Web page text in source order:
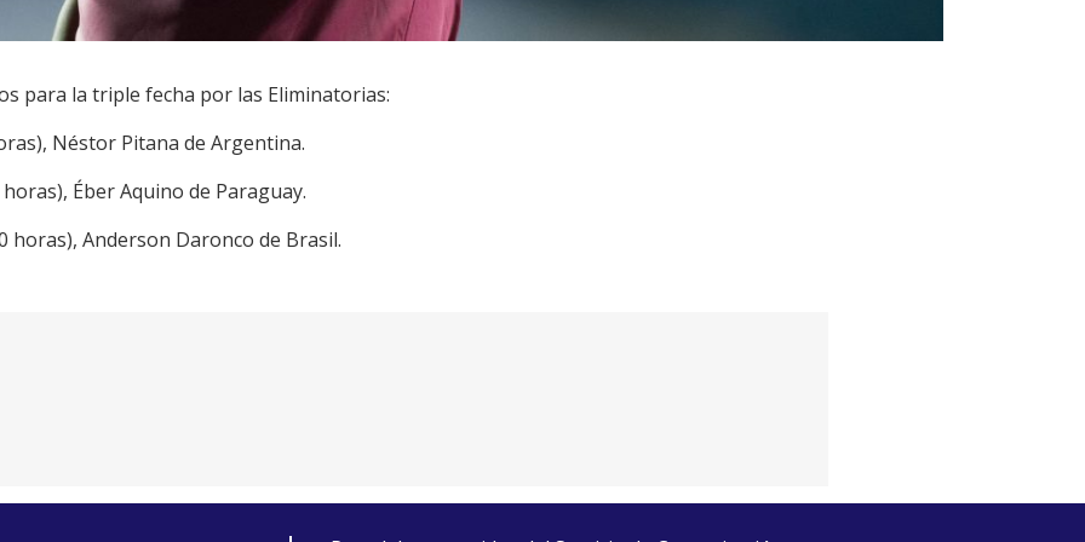
para la triple fecha por las Eliminatorias:
Néstor Pitana de Argentina.
Éber Aquino de Paraguay.
horas), Anderson Daronco de Brasil.